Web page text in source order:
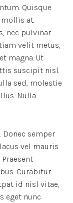
Quisque
at.
nec pulvinar
velit metus,
magna. Ut
suscipit nisl.
sed, molestie
Nulla
semper
vel mauris
Curabitur
id nisl vitae,
eget nunc